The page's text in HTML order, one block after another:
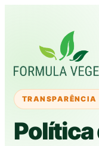
TRANSPARÊNCIA
Política